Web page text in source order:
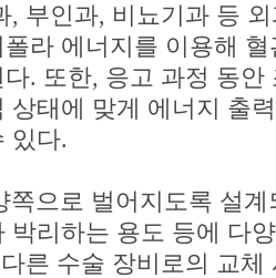
, 부인과, 비뇨기과 등
라 에너지를 이용해
. 또한, 응고 과정 동안
상태에 맞게 에너지 출
있다.
쪽으로 벌어지도록 설
박리하는 용도 등에 다
른 수술 장비로의 교체